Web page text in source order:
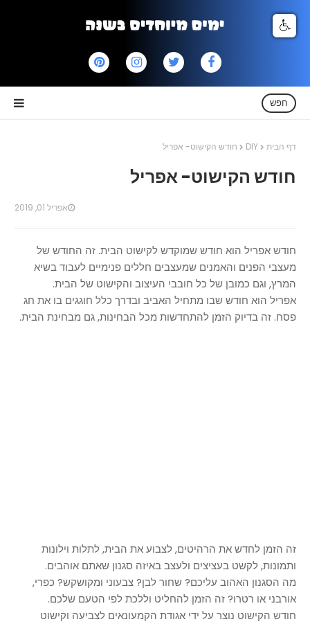
חפש
דף הבית DIY חודש הקישוט- אפריל
חודש הקישוט- אפריל
אפריל 01, 2019
חודש אפריל הוא חודש שמוקדש לקישוט הבית. זה החודש של
מעצבי הפנים והאמנים שמעצבים חללים פנימיים לעבוד בשיא
המרץ, וגם כמובן של כל חובבי העיצוב והקישוט של הבית.
אפריל הוא חודש שבו מתחיל האביב ובדרך כלל חוגגים בו את חג
פסח. זה בדיוק הזמן להתחדשות מכל הבחינות, גם מבחינת הבית.
זה הזמן לחדש את הרהיטים, לצבוע את הבית, לתלות וילונות
ותמונות, לקשט בעציצים ולעצב באיזה סגנון שאתם אוהבים.
מה הסגנון האהוב עליכם? שחור לבן? צבעוני ומקושקש? כפרי,
אורבני או רטרו? זה הזמן להחליט וללכת לפי הטעם שלכם.
חודש הקישוט נוצר על ידי אגודת הקמעונאים לצביעה וקישוט